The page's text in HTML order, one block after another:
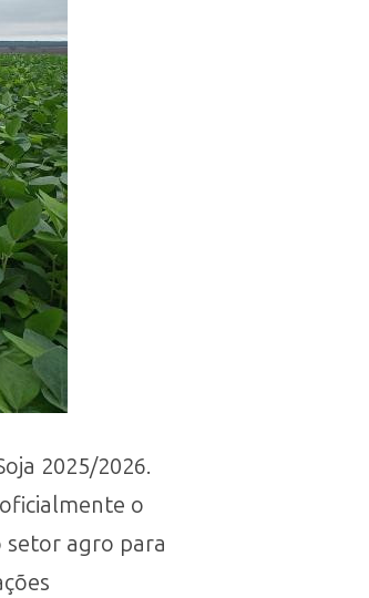
2025/2026.
o
setor agro para